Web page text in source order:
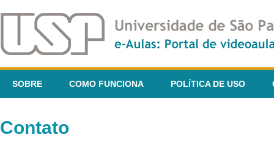
SOBRE COMO FUNCIONA POLÍTICA DE USO
Contato